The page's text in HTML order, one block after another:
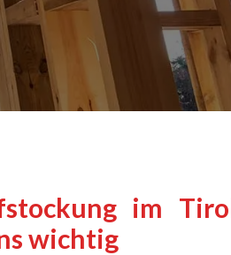
im
wichtig